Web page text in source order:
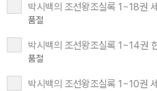
박시백의 조선왕조실록 1~18권
품절
박시백의 조선왕조실록 1~14권
품절
박시백의 조선왕조실록 1~10권